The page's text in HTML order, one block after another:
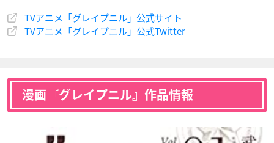
TVアニメ「グレイプニル」公式サイト
TVアニメ「グレイプニル」公式Twitter
漫画『グレイプニル』作品情報